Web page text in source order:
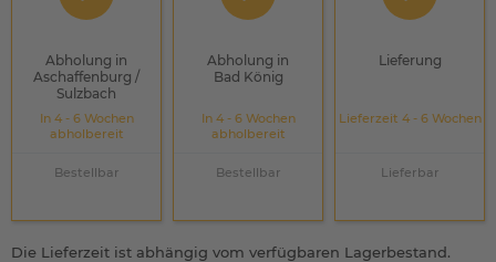
Abholung in
Aschaffenburg /
Sulzbach
In 4 - 6 Wochen
abholbereit
Bestellbar
Abholung in
Bad König
In 4 - 6 Wochen
abholbereit
Bestellbar
Lieferung
Lieferzeit 4 - 6 Wochen
Lieferbar
Die Lieferzeit ist abhängig vom verfügbaren Lagerbestand.